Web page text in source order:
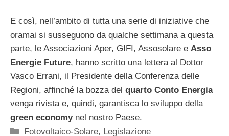
E così, nell’ambito di tutta una serie di iniziative che
oramai si susseguono da qualche settimana a questa
parte, le Associazioni Aper, GIFI, Assosolare e Asso
Energie Future, hanno scritto una lettera al Dottor
Vasco Errani, il Presidente della Conferenza delle
Regioni, affinché la bozza del quarto Conto Energia
venga rivista e, quindi, garantisca lo sviluppo della
green economy nel nostro Paese.
Categorie
Fotovoltaico-Solare, Legislazione